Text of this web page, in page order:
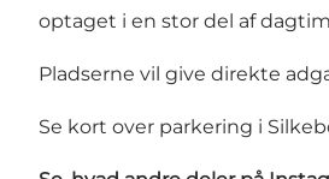
optaget i en stor del af
Pladserne vil give direkte
Se kort over parkering i